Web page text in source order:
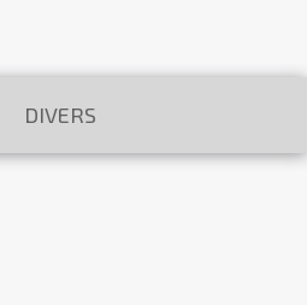
DIVERS